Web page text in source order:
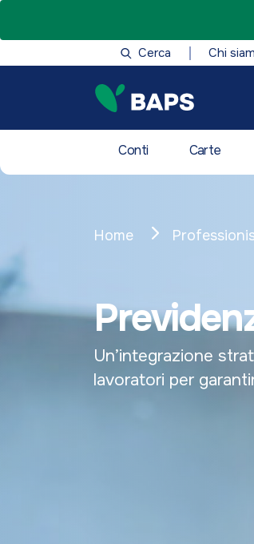
Cerca Chi
Conti Carte
Home
Un’integrazione
lavoratori per